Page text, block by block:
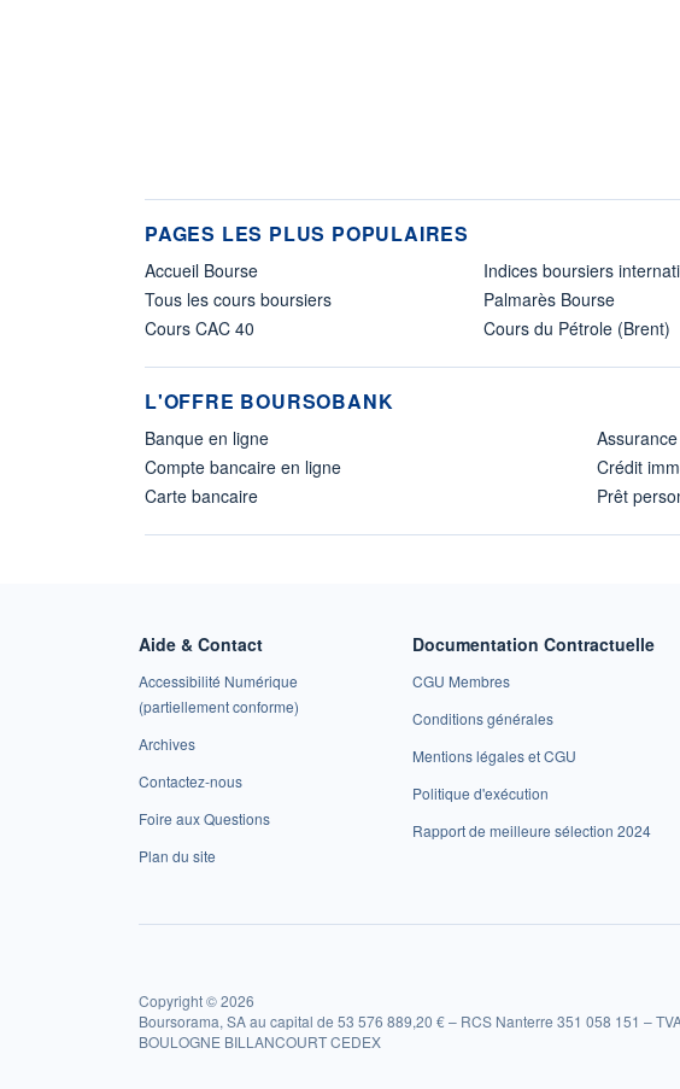
PAGES LES PLUS POPULAIRES
Accueil Bourse
Tous les cours boursiers
Cours CAC 40
Indices boursiers
Palmarès Bourse
Cours du Pétrole (Brent)
L'OFFRE BOURSOBANK
Banque en ligne
Compte bancaire en ligne
Carte bancaire
Crédit
Prêt
Aide & Contact
Accessibilité Numérique
(partiellement conforme)
Archives
Contactez-nous
Foire aux Questions
Plan du site
Documentation Contractuelle
CGU Membres
Conditions générales
Mentions légales et CGU
Politique d'exécution
Rapport de meilleure sélection 2024
Copyright © 2026
Boursorama, SA au capital de 53 576 889,20 € – RCS Nanterre 351 058 151 –
BOULOGNE BILLANCOURT CEDEX